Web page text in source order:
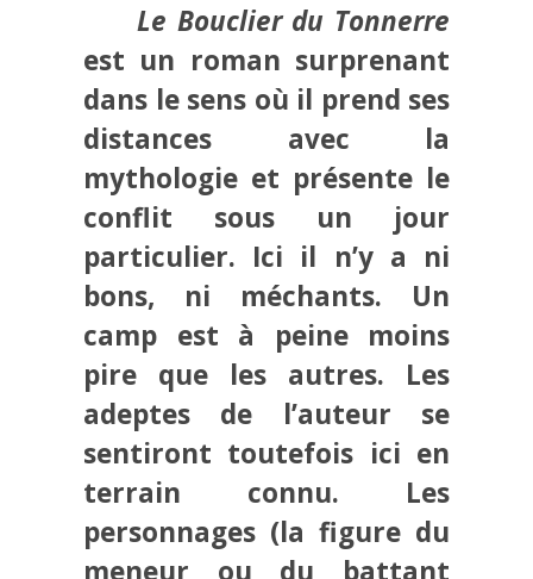
Le Bouclier du Tonnerre
est un roman surprenant
dans le sens où il prend ses
distances avec la
mythologie et présente le
conflit sous un jour
particulier. Ici il n’y a ni
bons, ni méchants. Un
camp est à peine moins
pire que les autres. Les
adeptes de l’auteur se
sentiront toutefois ici en
terrain connu. Les
personnages (la figure du
meneur ou du battant